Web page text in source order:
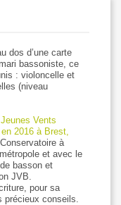
dos d’une carte
bassoniste, ce
: violoncelle et
(niveau
Vents
2016 à Brest,
à
et avec le
basson et
JVB.
pour sa
conseils.